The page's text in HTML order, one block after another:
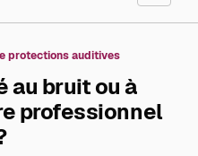
right
protections auditives
au bruit ou à
professionnel